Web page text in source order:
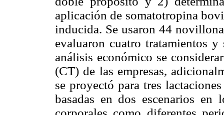
aplicación de somatotropina
inducida. Se usaron 44
evaluaron cuatro tratamientos
análisis económico se
(CT) de las empresas,
se proyectó para tres
basadas en dos escenarios en